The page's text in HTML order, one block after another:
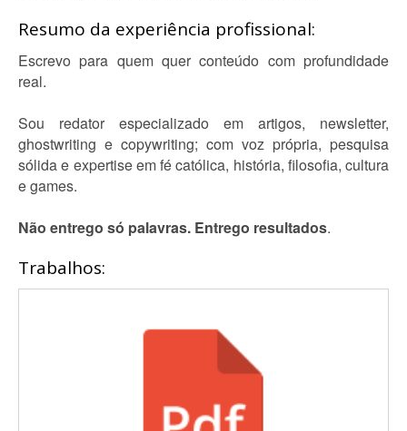
Resumo da experiência profissional:
Escrevo para quem quer conteúdo com profundidade
real.
Sou redator especializado em artigos, newsletter,
ghostwriting e copywriting; com voz própria, pesquisa
sólida e expertise em fé católica, história, filosofia, cultura
e games.
Não entrego só palavras. Entrego resultados.
Trabalhos: